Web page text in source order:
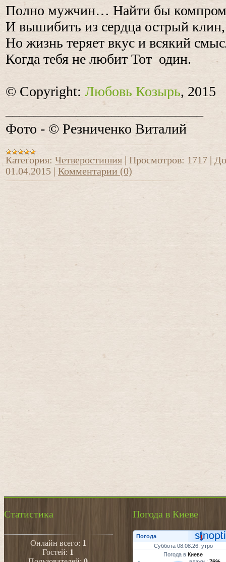
Полно мужчин… Найти бы
И вышибить из сердца острый клин,
Но жизнь теряет вкус и всякий
Когда тебя не любит Тот один.
© Copyright: Любовь Козырь, 2015
____________________________
Фото - © Резниченко Виталий
Категория: Четверостишия Просмотров: 1717
01.04.2015
Комментарии (0)
Статистика
Онлайн всего: 1
Гостей: 1
Погода в Киеве
Погода
Суббота 08.08.26, утро
Погода вКиеве